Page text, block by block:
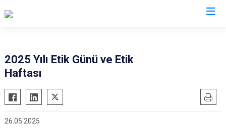
Bahçe
Düziçi
Kadirli
2025 Yılı Etik Günü ve Etik
Haftası
26.05.2025